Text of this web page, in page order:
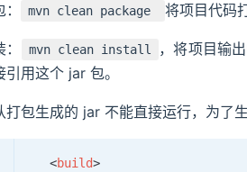
mvn clean package 将项目代码
mvn clean install
，将项目输
引用这个 jar 包。
打包生成的 jar 不能直接运行，为了
<build>